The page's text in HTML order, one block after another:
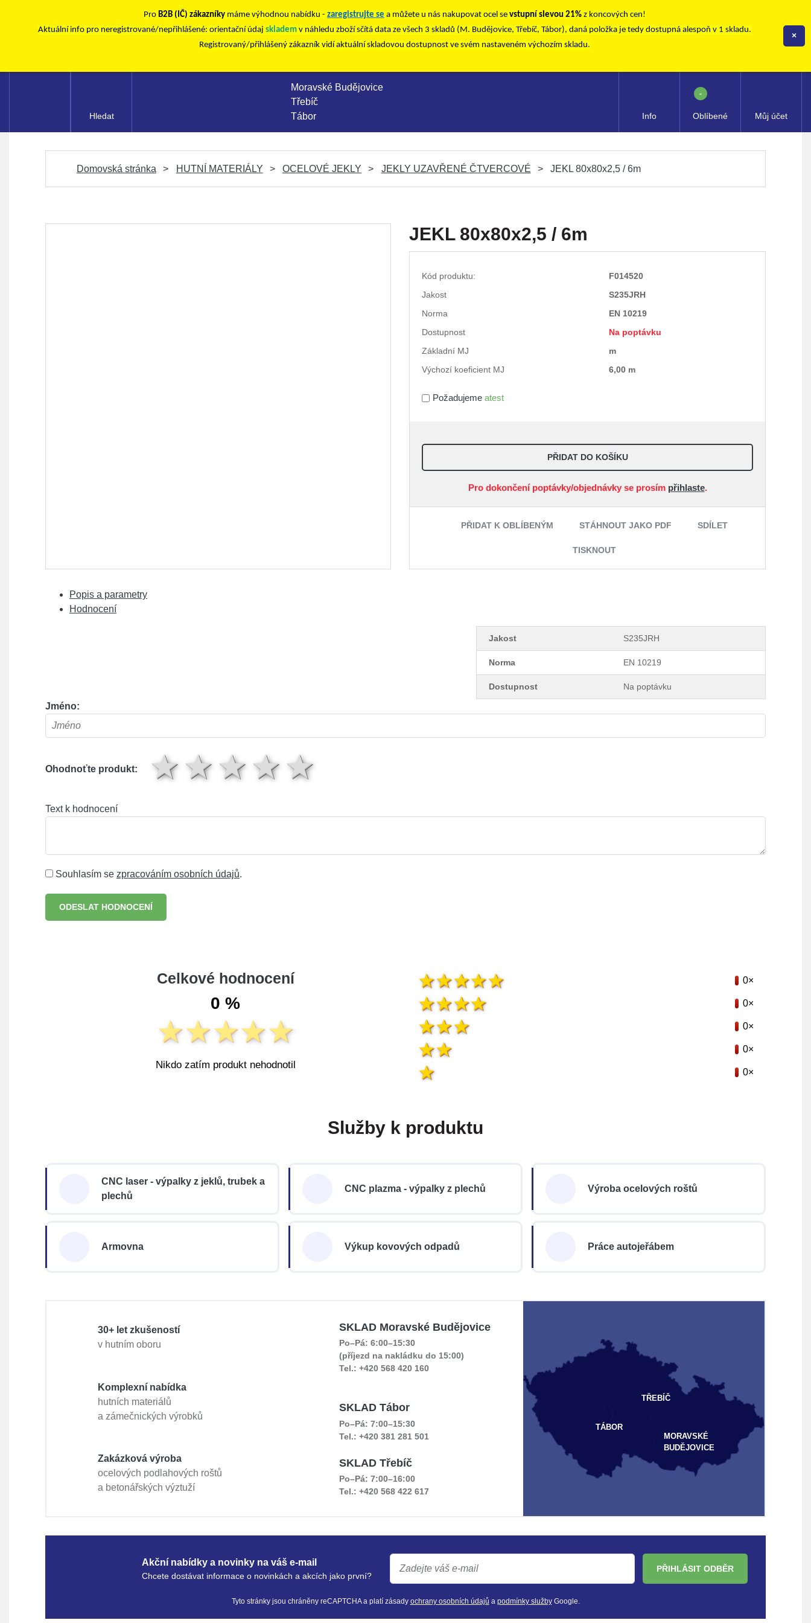
Pro B2B (IČ) zákazníky máme výhodnou nabídku - zaregistrujte se a můžete u nás nakupovat ocel se vstupní slevou 21% z koncových cen!
Aktuální info pro neregistrované/nepřihlášené: orientační údaj skladem v náhledu zboží sčítá data ze všech 3 skladů (M. Budějovice, Třebíč, Tábor), daná položka je tedy dostupná alespoň v 1 skladu.
Registrovaný/přihlášený zákazník vidí aktuální skladovou dostupnost ve svém nastaveném výchozím skladu.
×
Moravské Budějovice
Třebíč
Tábor
Hledat Info Oblíbené
-
Můj účet
Domovská stránka HUTNÍ MATERIÁLY OCELOVÉ JEKLY JEKLY UZAVŘENÉ ČTVERCOVÉ JEKL 80x80x2,5 / 6m
JEKL 80x80x2,5 / 6m
Kód produktu:
F014520
Jakost
S235JRH
Norma
EN 10219
Dostupnost
Na poptávku
Základní MJ
m
Výchozí koeficient MJ
6,00 m
Požadujemeatest
PŘIDAT DO KOŠÍKU
Pro dokončení poptávky/objednávky se prosím přihlaste.
PŘIDAT K OBLÍBENÝM STÁHNOUT JAKO PDF SDÍLET
TISKNOUT
Popis a parametry
Hodnocení
Jakost S235JRH
Norma EN 10219
Dostupnost Na poptávku
Jméno:
Ohodnoťte produkt: 4 hvězdy
3 hvězdy
2 hvězdy
1 hvězda
Text k hodnocení
Souhlasím se zpracováním osobních údajů.
ODESLAT HODNOCENÍ
Celkové hodnocení
0 %
Nikdo zatím produkt nehodnotil
0×
0×
0×
0×
0×
Služby k produktu
CNC laser - výpalky z jeklů, trubek a
plechů
CNC plazma - výpalky z plechů Výroba ocelových roštů
Armovna Výkup kovových odpadů Práce autojeřábem
30+ let zkušeností
v hutním oboru
Komplexní nabídka
hutních materiálů
a zámečnických výrobků
Zakázková výroba
ocelových podlahových roštů
a betonářských výztuží
MORAVSKÉ
BUDĚJOVICE
TÁBOR
TŘEBÍČ
SKLAD Moravské Budějovice
Po–Pá: 6:00–15:30
(příjezd na nakládku do 15:00)
Tel.: +420 568 420 160
SKLAD Tábor
Po–Pá: 7:00–15:30
Tel.: +420 381 281 501
SKLAD Třebíč
Po–Pá: 7:00–16:00
Tel.: +420 568 422 617
Akční nabídky a novinky na váš e-mail
Chcete dostávat informace o novinkách a akcích jako první?
PŘIHLÁSIT ODBĚR
Tyto stránky jsou chráněny reCAPTCHA a platí zásady ochrany osobních údajů a podmínky službyGoogle.